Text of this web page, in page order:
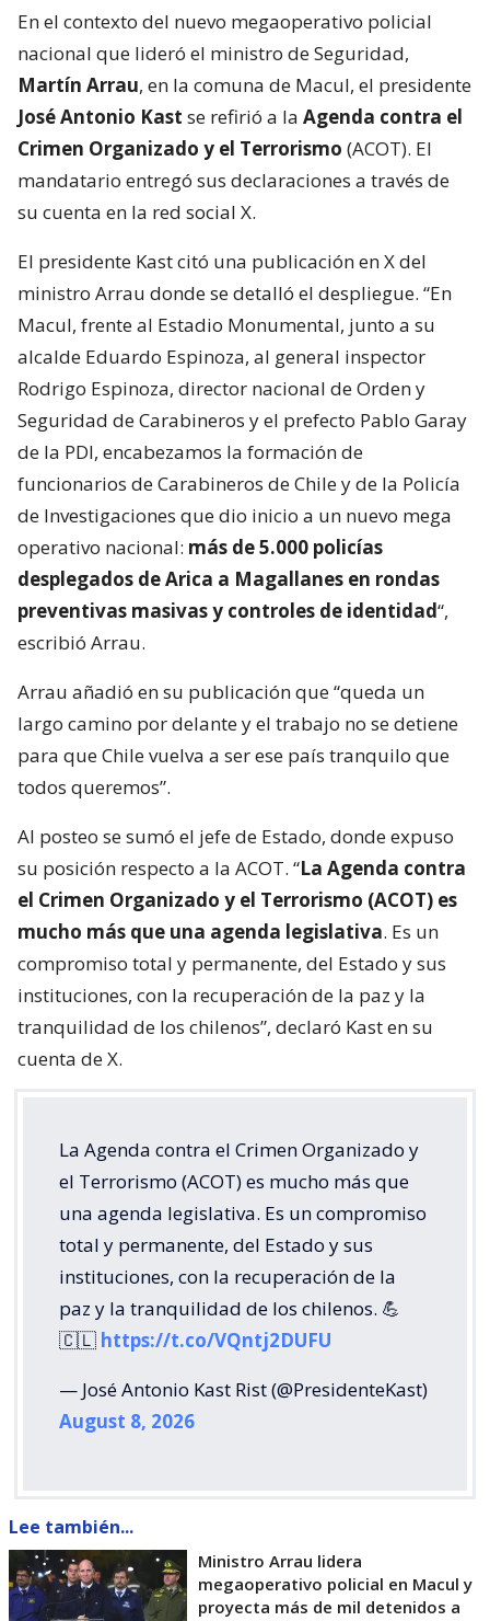
En el contexto del nuevo megaoperativo policial
nacional que lideró el ministro de Seguridad,
Martín Arrau, en la comuna de Macul, el presidente
José Antonio Kast se refirió a la Agenda contra el
Crimen Organizado y el Terrorismo (ACOT). El
mandatario entregó sus declaraciones a través de
su cuenta en la red social X.
El presidente Kast citó una publicación en X del
ministro Arrau donde se detalló el despliegue. “En
Macul, frente al Estadio Monumental, junto a su
alcalde Eduardo Espinoza, al general inspector
Rodrigo Espinoza, director nacional de Orden y
Seguridad de Carabineros y el prefecto Pablo Garay
de la PDI, encabezamos la formación de
funcionarios de Carabineros de Chile y de la Policía
de Investigaciones que dio inicio a un nuevo mega
operativo nacional: más de 5.000 policías
desplegados de Arica a Magallanes en rondas
preventivas masivas y controles de identidad“,
escribió Arrau.
Arrau añadió en su publicación que “queda un
largo camino por delante y el trabajo no se detiene
para que Chile vuelva a ser ese país tranquilo que
todos queremos”.
Al posteo se sumó el jefe de Estado, donde expuso
su posición respecto a la ACOT. “La Agenda contra
el Crimen Organizado y el Terrorismo (ACOT) es
mucho más que una agenda legislativa. Es un
compromiso total y permanente, del Estado y sus
instituciones, con la recuperación de la paz y la
tranquilidad de los chilenos”, declaró Kast en su
cuenta de X.
La Agenda contra el Crimen Organizado y
el Terrorismo (ACOT) es mucho más que
una agenda legislativa. Es un compromiso
total y permanente, del Estado y sus
instituciones, con la recuperación de la
paz y la tranquilidad de los chilenos. 💪
🇨🇱 https://t.co/VQntj2DUFU
— José Antonio Kast Rist (@PresidenteKast)
August 8, 2026
Lee también...
Ministro Arrau lidera
megaoperativo policial en Macul y
proyecta más de mil detenidos a